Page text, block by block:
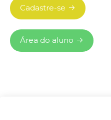
Cadastre-se
Área do aluno